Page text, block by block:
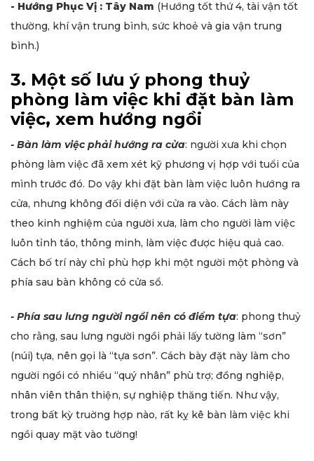
- Hướng Phục Vị : Tây Nam (Hướng tốt thứ 4, tài vận tốt
thường, khí vận trung bình, sức khoẻ và gia vận trung
bình.)
3. Một số lưu ý phong thuỷ
phòng làm việc khi đặt bàn làm
việc, xem hướng ngồi
- Bàn làm việc phải hướng ra cửa: người xưa khi chọn
phòng làm việc đã xem xét kỹ phương vị hợp với tuổi của
mình trước đó. Do vậy khi đặt bàn làm việc luôn hướng ra
cửa, nhưng không đối diện với cửa ra vào. Cách làm này
theo kinh nghiệm của người xưa, làm cho người làm việc
luôn tỉnh táo, thông minh, làm việc được hiệu quả cao.
Cách bố trí này chỉ phù hợp khi một người một phòng và
phía sau bàn không có cửa sổ.
- Phía sau lưng người ngồi nên có điểm tựa: phong thuỷ
cho rằng, sau lưng người ngồi phải lấy tường làm “sơn”
(núi) tựa, nên gọi là “tựa sơn”. Cách bày đặt này làm cho
người ngồi có nhiều “quý nhân” phù trợ; đồng nghiệp,
nhân viên thân thiện, sự nghiệp thăng tiến. Như vậy,
trong bất kỳ truờng hợp nào, rất kỵ kê bàn làm việc khi
ngồi quay mặt vào tường!